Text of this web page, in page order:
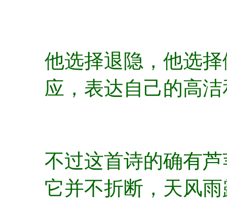
他选择退隐，他选
应，表达自己的高
不过这首诗的确有
它并不折断，天风